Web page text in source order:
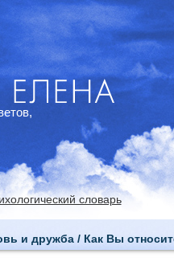
словарь
и дружба / Как Вы